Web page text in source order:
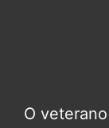
O veterano